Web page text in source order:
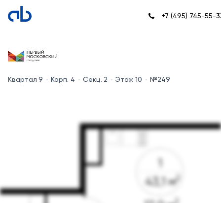
+7 (495) 745-55-
Квартал 9 Корп. 4 Секц. 2 Этаж 10 №249